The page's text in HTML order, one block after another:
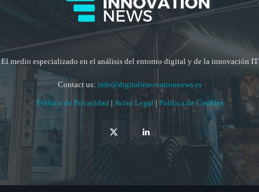
El medio especializado en el análisis del entorno digital y de la innovación IT
Contact us: info@digitalinnovationnews.es
Política de Privacidad | Aviso Legal |Política de Cookies